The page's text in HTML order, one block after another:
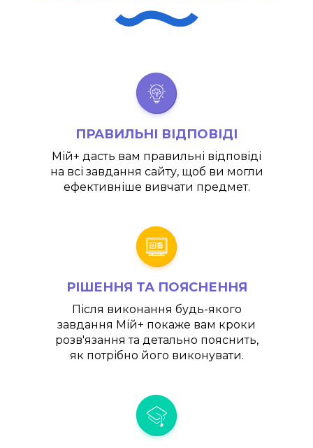
ПРАВИЛЬНІ ВІДПОВІДІ
Мій+ дасть вам правильні відповіді
на всі завдання сайту, щоб ви могли
ефективніше вивчати предмет.
РІШЕННЯ ТА ПОЯСНЕННЯ
Після виконання будь-якого
завдання Мій+ покаже вам кроки
розв'язання та детально пояснить,
як потрібно його виконувати.